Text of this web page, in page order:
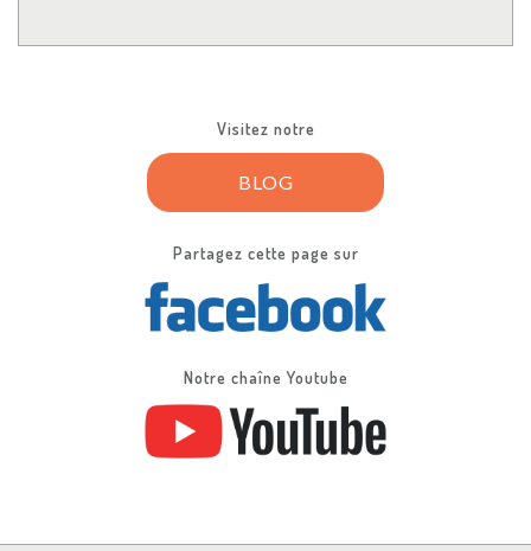
Visitez notre
BLOG
Partagez cette page sur
Notre chaîne Youtube